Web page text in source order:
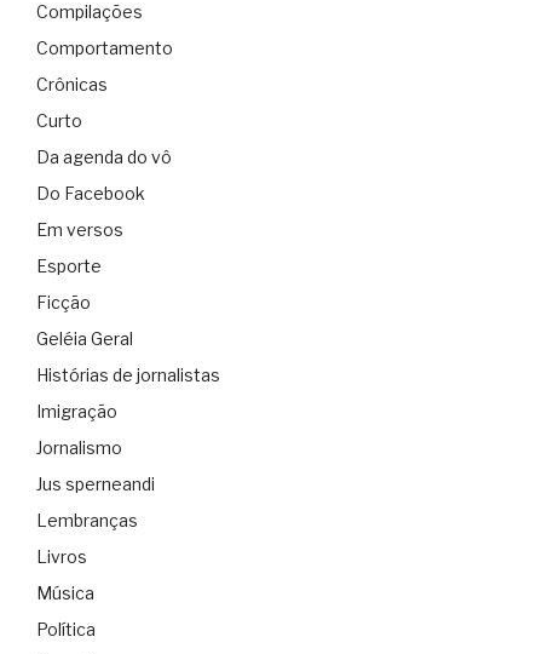
Compilações
Comportamento
Crônicas
Curto
Da agenda do vô
Do Facebook
Em versos
Esporte
Ficção
Geléia Geral
Histórias de jornalistas
Imigração
Jornalismo
Jus sperneandi
Lembranças
Livros
Música
Política